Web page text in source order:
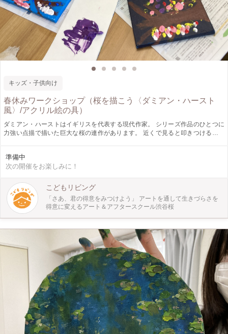
キッズ・子供向け
春休みワークショップ（桜を描こう〈ダミアン・ハースト
風〉/アクリル絵の具）
ダミアン・ハーストはイギリスを代表する現代作家。 シリーズ作品のひとつに
力強い点描で描いた巨大な桜の連作があります。 近くで見ると叩きつけるよう
ップではこの「ダミアン・ハーストの桜」を参考にして、感覚的な絵画表現を体
験します。 感覚で大きく手を動かして、絵の具の質感、色彩の効果を体感して
準備中
次の開催をお楽しみに！
こどもリビング
「さあ、君の得意をみつけよう」 アートを通して生きづらさを
得意に変えるアート＆アフタースクール渋谷桜